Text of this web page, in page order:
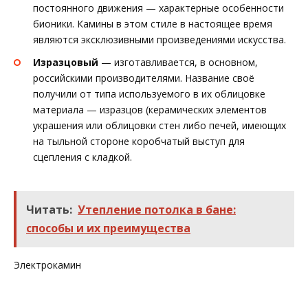
постоянного движения — характерные особенности
бионики. Камины в этом стиле в настоящее время
являются эксклюзивными произведениями искусства.
Изразцовый — изготавливается, в основном,
российскими производителями. Название своё
получили от типа используемого в их облицовке
материала — изразцов (керамических элементов
украшения или облицовки стен либо печей, имеющих
на тыльной стороне коробчатый выступ для
сцепления с кладкой.
Читать: Утепление потолка в бане:
способы и их преимущества
Электрокамин